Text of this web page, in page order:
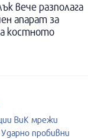
вече разполага
апарат за
костното
ВиК мрежи
пробивни